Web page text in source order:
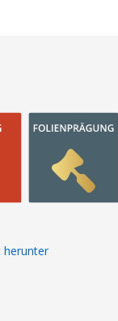
herunter